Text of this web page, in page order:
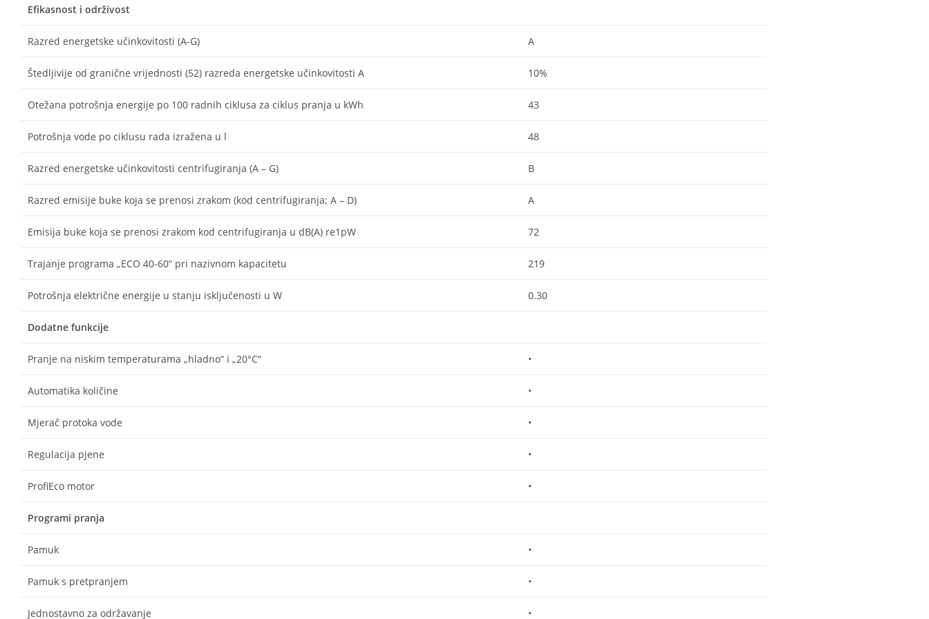
Efikasnost i održivost
Razred energetske učinkovitosti (A-G) A
Štedljivije od granične vrijednosti (52) razreda energetske učinkovitosti A 10%
Otežana potrošnja energije po 100 radnih ciklusa za ciklus pranja u kWh 43
Potrošnja vode po ciklusu rada izražena u l 48
Razred energetske učinkovitosti centrifugiranja (A – G) B
Razred emisije buke koja se prenosi zrakom (kod centrifugiranja; A – D) A
Emisija buke koja se prenosi zrakom kod centrifugiranja u dB(A) re1pW 72
Trajanje programa „ECO 40-60“ pri nazivnom kapacitetu 219
Potrošnja električne energije u stanju isključenosti u W 0.30
Dodatne funkcije
Pranje na niskim temperaturama „hladno“ i „20°C“ •
Automatika količine •
Mjerač protoka vode •
Regulacija pjene •
ProfiEco motor •
Programi pranja
Pamuk •
Pamuk s pretpranjem •
Jednostavno za održavanje •